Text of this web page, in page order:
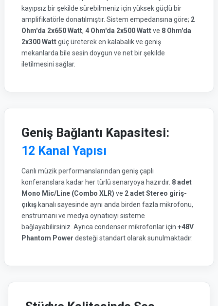
kayıpsız bir şekilde sürebilmeniz için yüksek güçlü bir
amplifikatörle donatılmıştır. Sistem empedansına göre; 2
Ohm'da 2x650 Watt, 4 Ohm'da 2x500 Wattve 8 Ohm'da
2x300 Wattgüç üreterek en kalabalık ve geniş
mekanlarda bile sesin doygun ve net bir şekilde
iletilmesini sağlar.
Geniş Bağlantı Kapasitesi:
12 Kanal Yapısı
Canlı müzik performanslarından geniş çaplı
konferanslara kadar her türlü senaryoya hazırdır. 8 adet
Mono Mic/Line (Combo XLR) ve 2 adet Stereo giriş-
çıkış kanalı sayesinde aynı anda birden fazla mikrofonu,
enstrümanı ve medya oynatıcıyı sisteme
bağlayabilirsiniz. Ayrıca condenser mikrofonlar için +48V
Phantom Power desteği standart olarak sunulmaktadır.